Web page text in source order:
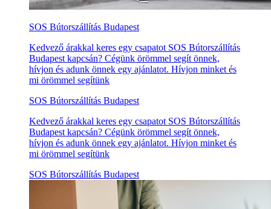
SOS Bútorszállítás Budapest
Kedvező árakkal keres egy csapatot SOS Bútorszállítás
Budapest kapcsán? Cégünk örömmel segít önnek,
hívjon és adunk önnek egy ajánlatot. Hívjon minket és
mi örömmel segítünk
SOS Bútorszállítás Budapest
Kedvező árakkal keres egy csapatot SOS Bútorszállítás
Budapest kapcsán? Cégünk örömmel segít önnek,
hívjon és adunk önnek egy ajánlatot. Hívjon minket és
mi örömmel segítünk
SOS Bútorszállítás Budapest